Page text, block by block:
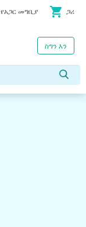
የአጋር መግቢያ shopping_cart ጋሪ
ስግን እን